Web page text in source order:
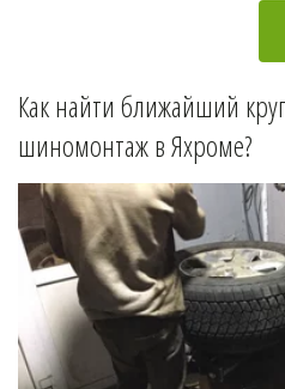
Как найти ближайший
шиномонтаж в Яхроме?